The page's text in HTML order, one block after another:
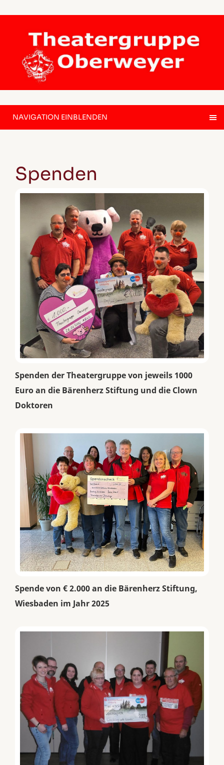
NAVIGATION EINBLENDEN
Spenden
Spenden der Theatergruppe von jeweils 1000
Euro an die Bärenherz Stiftung und die Clown
Doktoren
Spende von € 2.000 an die Bärenherz Stiftung,
Wiesbaden im Jahr 2025